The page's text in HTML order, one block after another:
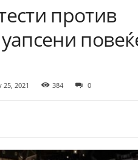
против
25, 2021 384 0